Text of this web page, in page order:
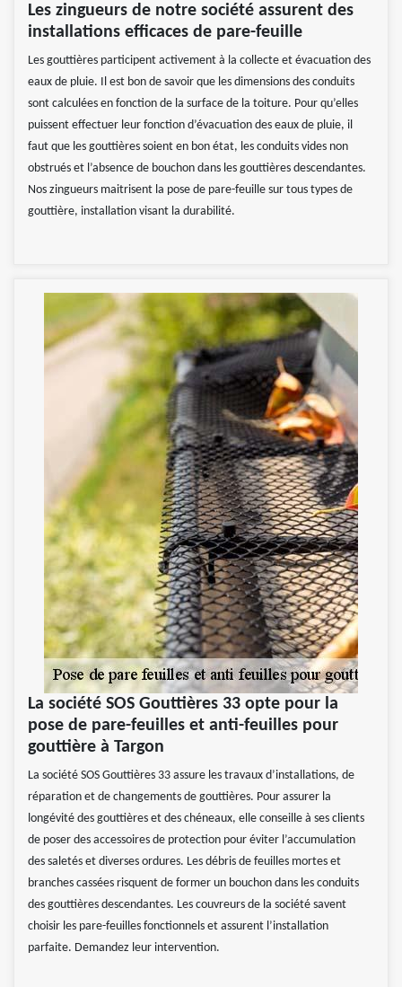
Les zingueurs de notre société assurent des
installations efficaces de pare-feuille
Les gouttières participent activement à la collecte et évacuation des
eaux de pluie. Il est bon de savoir que les dimensions des conduits
sont calculées en fonction de la surface de la toiture. Pour qu’elles
puissent effectuer leur fonction d’évacuation des eaux de pluie, il
faut que les gouttières soient en bon état, les conduits vides non
obstrués et l’absence de bouchon dans les gouttières descendantes.
Nos zingueurs maitrisent la pose de pare-feuille sur tous types de
gouttière, installation visant la durabilité.
La société SOS Gouttières 33 opte pour la
pose de pare-feuilles et anti-feuilles pour
gouttière à Targon
La société SOS Gouttières 33 assure les travaux d’installations, de
réparation et de changements de gouttières. Pour assurer la
longévité des gouttières et des chéneaux, elle conseille à ses clients
de poser des accessoires de protection pour éviter l’accumulation
des saletés et diverses ordures. Les débris de feuilles mortes et
branches cassées risquent de former un bouchon dans les conduits
des gouttières descendantes. Les couvreurs de la société savent
choisir les pare-feuilles fonctionnels et assurent l’installation
parfaite. Demandez leur intervention.